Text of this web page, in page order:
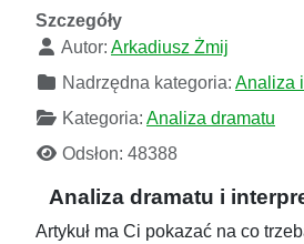
Szczegóły
Autor: Arkadiusz Żmij
Nadrzędna kategoria: Analiza
Kategoria: Analiza dramatu
Odsłon: 48388
Analiza dramatu i
Artykuł ma Ci pokazać na co